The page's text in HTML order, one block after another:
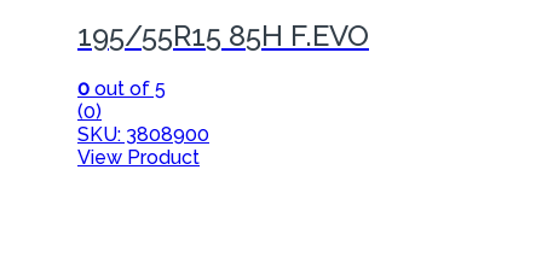
195/55R15 85H F.EVO
0 out of 5
(0)
SKU: 3808900
View Product